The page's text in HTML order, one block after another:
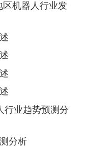
机器人行业发
业趋势预测分
分析